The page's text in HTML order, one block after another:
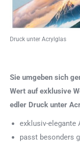
Druck unter Acrylglas
Sie umgeben sich
Wert auf exklusive
edler Druck unter
exklusiv-elegante
passt besonders